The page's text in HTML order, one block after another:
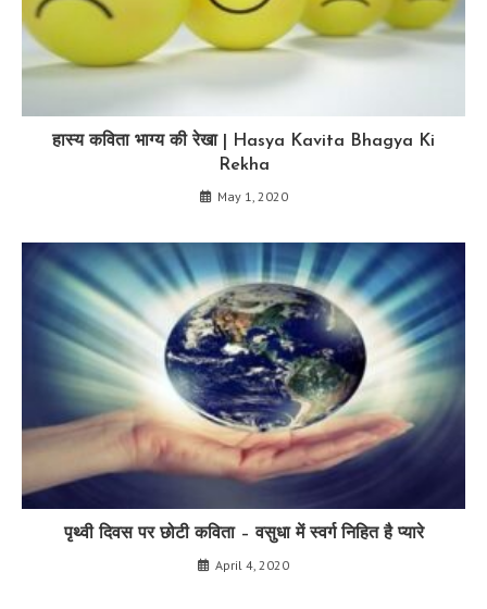
हास्य कविता भाग्य की रेखा | Hasya Kavita Bhagya Ki
Rekha
May 1, 2020
पृथ्वी दिवस पर छोटी कविता – वसुधा में स्वर्ग निहित है प्यारे
April 4, 2020